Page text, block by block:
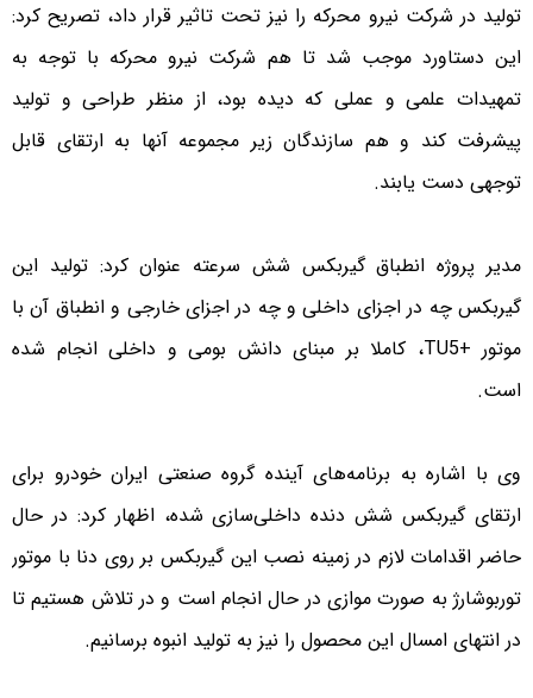
تولید در شرکت نیرو محرکه را نیز تحت تاثیر قرار داد، تصریح کرد:
این دستاورد موجب شد تا هم شرکت نیرو محرکه با توجه به
تمهیدات علمی و عملی که دیده بود، از منظر طراحی و تولید
پیشرفت کند و هم سازندگان زیر مجموعه آنها به ارتقای قابل
توجهی دست یابند.
مدیر پروژه انطباق گیربکس شش سرعته عنوان کرد: تولید این
گیربکس چه در اجزای داخلی و چه در اجزای خارجی و انطباق آن با
موتور +TU5، کاملا بر مبنای دانش بومی و داخلی انجام شده
است.
وی با اشاره به برنامه‌های آینده گروه صنعتی ایران خودرو برای
ارتقای گیربکس شش دنده داخلی‌سازی شده، اظهار کرد: در حال
حاضر اقدامات لازم در زمینه نصب این گیربکس بر روی دنا با موتور
توربوشارژ به صورت موازی در حال انجام است و در تلاش هستیم تا
در انتهای امسال این محصول را نیز به تولید انبوه برسانیم.